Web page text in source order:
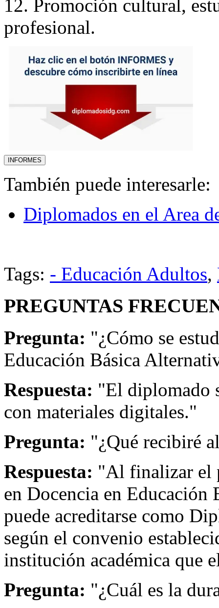
12. Promoción cultural,
profesional.
También puede interesarle:
Diplomados en el Area
Tags: - Educación Adultos,
PREGUNTAS
Pregunta: "¿Cómo se
Educación Básica
Respuesta: "El diplomado
con materiales digitales."
Pregunta: "¿Qué recibiré
Respuesta: "Al finalizar el
en Docencia en
puede acreditarse como
según el convenio
institución académica que
Pregunta: "¿Cuál es la